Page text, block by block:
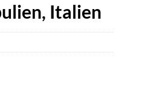
Italien